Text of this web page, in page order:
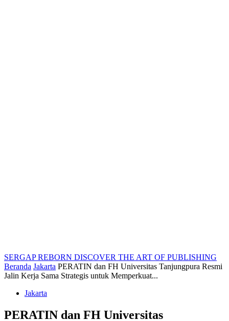
SERGAP REBORN DISCOVER THE ART OF PUBLISHING
Beranda Jakarta PERATIN dan FH Universitas Tanjungpura Resmi
Jalin Kerja Sama Strategis untuk Memperkuat...
Jakarta
PERATIN dan FH Universitas